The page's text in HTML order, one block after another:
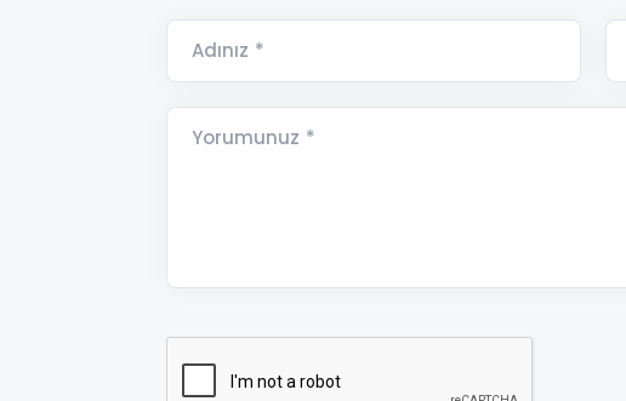
Adınız *
Yorumunuz *